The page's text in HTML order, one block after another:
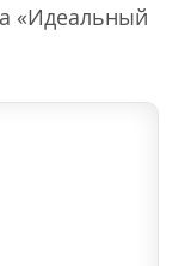
«Идеальный